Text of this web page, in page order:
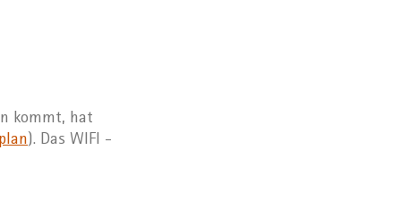
kommt, hat
). Das WIFI -